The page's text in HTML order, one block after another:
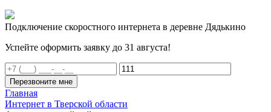
Подключение скоростного интернета в деревне Дядькино
Успейте оформить заявку до 31 августа!
Перезвоните мне
Главная
Интернет в Тверской области